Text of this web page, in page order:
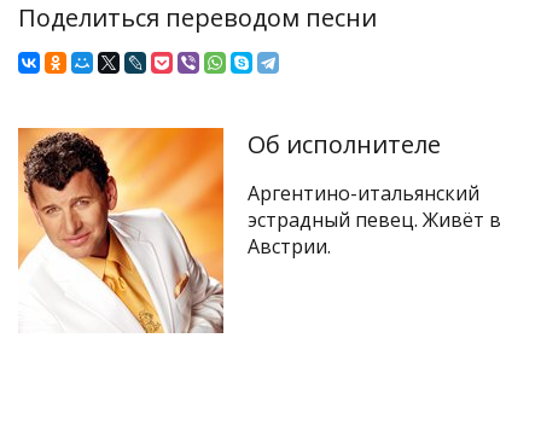
Поделиться переводом песни
Об исполнителе
Аргентино-итальянский
эстрадный певец. Живёт в
Австрии.